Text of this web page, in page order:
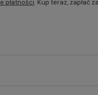
płatności. Kup teraz, zapłać